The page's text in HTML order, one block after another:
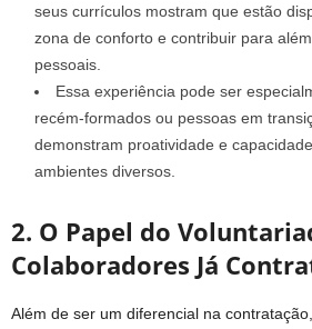
seus currículos mostram que estão
zona de conforto e contribuir para
pessoais.
Essa experiência pode ser
recém-formados ou pessoas em
demonstram proatividade e
ambientes diversos.
2. O Papel do
Colaboradores Já
Além de ser um diferencial na